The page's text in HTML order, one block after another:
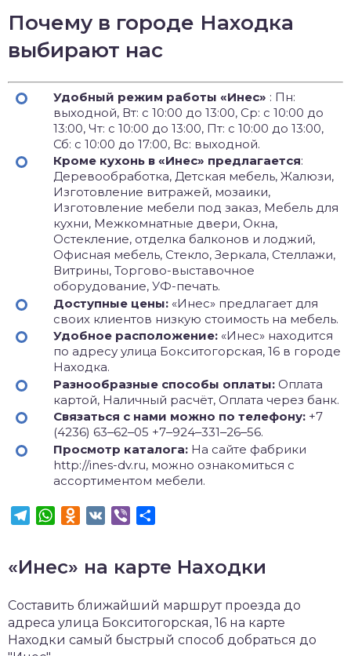
Почему в городе Находка
выбирают нас
Удобный режим работы «Инес» : Пн:
выходной, Вт: с 10:00 до 13:00, Ср: с 10:00 до
13:00, Чт: с 10:00 до 13:00, Пт: с 10:00 до 13:00,
Сб: с 10:00 до 17:00, Вс: выходной.
Кроме кухонь в «Инес» предлагается:
Деревообработка, Детская мебель, Жалюзи,
Изготовление витражей, мозаики,
Изготовление мебели под заказ, Мебель для
кухни, Межкомнатные двери, Окна,
Остекление, отделка балконов и лоджий,
Офисная мебель, Стекло, Зеркала, Стеллажи,
Витрины, Торгово-выставочное
оборудование, УФ-печать.
Доступные цены: «Инес» предлагает для
своих клиентов низкую стоимость на мебель.
Удобное расположение: «Инес» находится
по адресу улица Бокситогорская, 16 в городе
Находка.
Разнообразные способы оплаты: Оплата
картой, Наличный расчёт, Оплата через банк.
Связаться с нами можно по телефону: +7
(4236) 63‒62‒05 +7‒924‒331‒26‒56.
Просмотр каталога: На сайте фабрики
http://ines-dv.ru, можно ознакомиться с
ассортиментом мебели.
TelegramWhatsApp
Odnoklassniki
VK Viber
«Инес» на карте Находки
Составить ближайший маршрут проезда до
адреса улица Бокситогорская, 16 на карте
Находки самый быстрый способ добраться до